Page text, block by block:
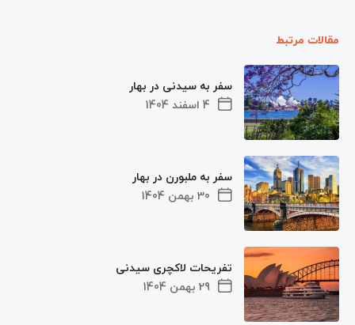
مقالات مرتبط
4 اسفند 1404
سفر به سیدنی در بهار
30 بهمن 1404
سفر به ملبورن در بهار
29 بهمن 1404
تفریحات لاکچری سیدنی